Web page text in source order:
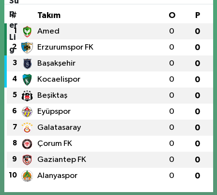
# Takım O P
1 Amed 0 0
2 Erzurumspor FK 0 0
3 Başakşehir 0 0
4 Kocaelispor 0 0
5 Beşiktaş 0 0
6 Eyüpspor 0 0
7 Galatasaray 0 0
8 Çorum FK 0 0
9 Gaziantep FK 0 0
10 Alanyaspor 0 0